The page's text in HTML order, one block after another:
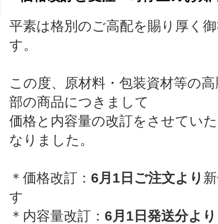
平素は格別のご高配を賜り厚く
す。
この度、原材料・包装資材等の
部の商品につきまして
価格と内容量の改訂をさせてい
なりました。
＊価格改訂： 6月1日ご注文より
す
＊内容量改訂： 6月1日発送分より